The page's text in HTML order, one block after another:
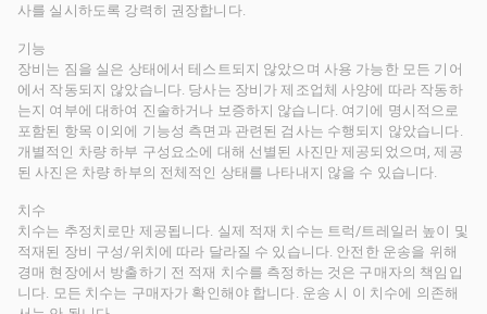
사를 실시하도록 강력히 권장합니다.
기능
장비는 짐을 실은 상태에서 테스트되지 않았으며 사용 가능한 모든 기어
에서 작동되지 않았습니다. 당사는 장비가 제조업체 사양에 따라 작동하
는지 여부에 대하여 진술하거나 보증하지 않습니다. 여기에 명시적으로
포함된 항목 이외에 기능성 측면과 관련된 검사는 수행되지 않았습니다.
개별적인 차량 하부 구성요소에 대해 선별된 사진만 제공되었으며, 제공
된 사진은 차량 하부의 전체적인 상태를 나타내지 않을 수 있습니다.
치수
치수는 추정치로만 제공됩니다. 실제 적재 치수는 트럭/트레일러 높이 및
적재된 장비 구성/위치에 따라 달라질 수 있습니다. 안전한 운송을 위해
경매 현장에서 방출하기 전 적재 치수를 측정하는 것은 구매자의 책임입
니다. 모든 치수는 구매자가 확인해야 합니다. 운송 시 이 치수에 의존해